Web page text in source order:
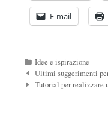
E-mail
Categorie
Idee e ispirazione
Navigazione
Post
Ultimi suggerimenti
Tutorial per realizzare